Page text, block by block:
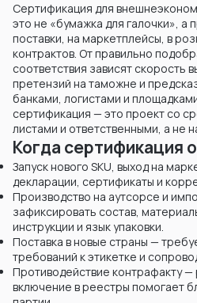
Сертификация для
это не «бумажка для галочки», а
поставки, на маркетплейсы, в
контрактов. От правильно
соответствия зависят скорость
претензий на таможне и
банками, логистами и
сертификация — это проект со
листами и ответственными, а не
Когда сертификация
Запуск нового SKU, выход на
декларации, сертификаты и
Производство на аутсорсе и
зафиксировать состав,
инструкции и язык упаковки.
Поставка в новые страны —
требований к этикетке и
Противодействие контрафакту —
включение в реестры помогает